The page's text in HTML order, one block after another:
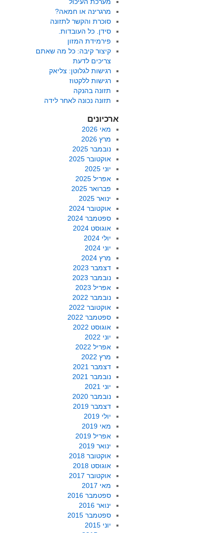
מרגרינה או חמאה?
סוכרת והקשר לתזונה
סידן. כל העובדות.
פירמידת המזון
קיצור קיבה: כל מה שאתם
צריכים לדעת
רגישות לגלוטן: צליאק
רגישות ללקטוז
תזונה בהנקה
תזונה נכונה לאחר לידה
ארכיונים
מאי 2026
מרץ 2026
נובמבר 2025
אוקטובר 2025
יוני 2025
אפריל 2025
פברואר 2025
ינואר 2025
אוקטובר 2024
ספטמבר 2024
אוגוסט 2024
יולי 2024
יוני 2024
מרץ 2024
דצמבר 2023
נובמבר 2023
אפריל 2023
נובמבר 2022
אוקטובר 2022
ספטמבר 2022
אוגוסט 2022
יוני 2022
אפריל 2022
מרץ 2022
דצמבר 2021
נובמבר 2021
יוני 2021
נובמבר 2020
דצמבר 2019
יולי 2019
מאי 2019
אפריל 2019
ינואר 2019
אוקטובר 2018
אוגוסט 2018
אוקטובר 2017
מאי 2017
ספטמבר 2016
ינואר 2016
ספטמבר 2015
יוני 2015